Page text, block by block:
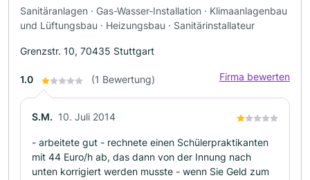
Sanitäranlagen · Gas-Wasser-Installation · Klimaanlagenbau
und Lüftungsbau · Heizungsbau · Sanitärinstallateur
Grenzstr. 10, 70435 Stuttgart
1.0 (1 Bewertung) Firma bewerten
S.M. 10. Juli 2014
- arbeitete gut - rechnete einen Schülerpraktikanten
mit 44 Euro/h ab, das dann von der Innung nach
unten korrigiert werden musste - wenn Sie Geld zum